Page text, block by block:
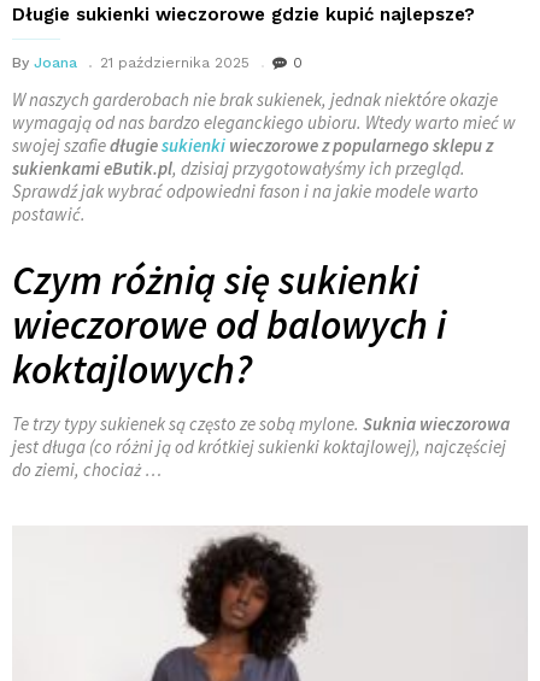
Długie sukienki wieczorowe gdzie kupić najlepsze?
By Joana 21 października 2025 0
W naszych garderobach nie brak sukienek, jednak niektóre okazje
wymagają od nas bardzo eleganckiego ubioru. Wtedy warto mieć w
swojej szafiedługiesukienki wieczorowe z popularnego sklepu z
sukienkami eButik.pl, dzisiaj przygotowałyśmy ich przegląd.
Sprawdź jak wybrać odpowiedni fason i na jakie modele warto
postawić.
Czym różnią się sukienki
wieczorowe od balowych i
koktajlowych?
Te trzy typy sukienek są często ze sobą mylone. Suknia wieczorowa
jest długa (co różni ją od krótkiej sukienki koktajlowej), najczęściej
do ziemi, chociaż …